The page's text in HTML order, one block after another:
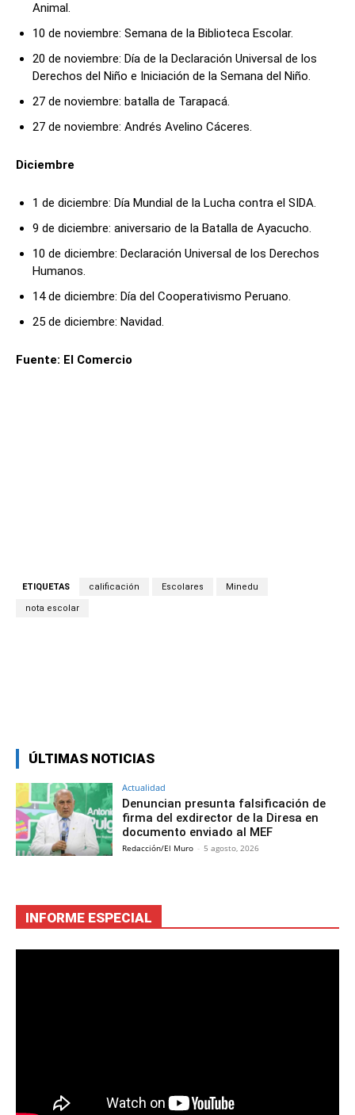
Animal.
10 de noviembre: Semana de la Biblioteca Escolar.
20 de noviembre: Día de la Declaración Universal de los
Derechos del Niño e Iniciación de la Semana del Niño.
27 de noviembre: batalla de Tarapacá.
27 de noviembre: Andrés Avelino Cáceres.
Diciembre
1 de diciembre: Día Mundial de la Lucha contra el SIDA.
9 de diciembre: aniversario de la Batalla de Ayacucho.
10 de diciembre: Declaración Universal de los Derechos
Humanos.
14 de diciembre: Día del Cooperativismo Peruano.
25 de diciembre: Navidad.
Fuente: El Comercio
ETIQUETAS calificación Escolares Minedu
nota escolar
ÚLTIMAS NOTICIAS
Actualidad
Denuncian presunta falsificación de
firma del exdirector de la Diresa en
documento enviado al MEF
Redacción/El Muro - 5 agosto, 2026
INFORME ESPECIAL